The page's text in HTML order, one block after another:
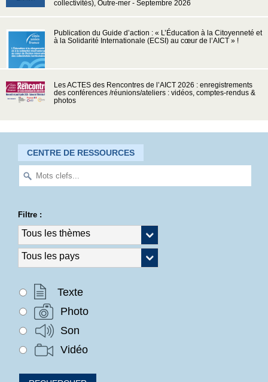
collectivités), Outre-mer - Septembre 2026
Publication du Guide d’action : « L’Éducation à la Citoyenneté et
à la Solidarité Internationale (ECSI) au cœur de l’AICT » !
Les ACTES des Rencontres de l’AICT 2026 : enregistrements
des conférences /réunions/ateliers : vidéos, comptes-rendus &
photos
CENTRE DE RESSOURCES
Filtre :
Texte
Photo
Son
Vidéo